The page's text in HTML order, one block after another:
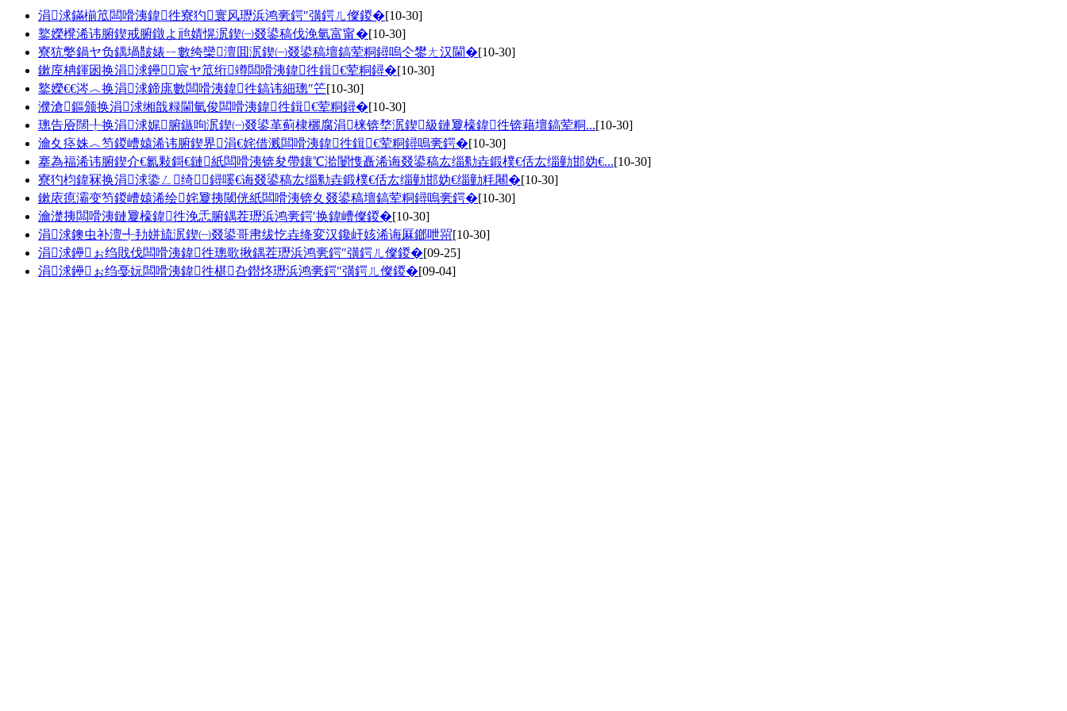
涓浗鏋椾笟闆嗗洟鍏徃寮犳寰风瓑浜鸿亴鍔″彉鍔ㄦ儏鍐�[10-30]
鐜嬫櫈浠讳腑鍥戒腑鐓よ兘婧愰泦鍥㈠叕鍙稿伐浼氫富甯�[10-30]
寮犺嫳鍋ヤ负鍝堝皵婊ㄧ數绔欒澶囬泦鍥㈠叕鍙稿壇鎬荤粡鐞嗚仒鐢ㄤ汉閫�[10-30]
鏉庢柟鍕囦换涓浗鑸┖宸ヤ笟绗竴闆嗗洟鍏徃鍓€荤粡鐞�[10-30]
鐜嬫€€涔︿换涓浗鍗庣數闆嗗洟鍏徃鎬讳細璁″笀[10-30]
濮滄鏂颁换涓浗缃戠粶閫氫俊闆嗗洟鍏徃鍓€荤粡鐞�[10-30]
璁告厱闊╀换涓浗娓腑鏃呴泦鍥㈠叕鍙革蓟棣欐腐涓梾锛堥泦鍥級鏈夐檺鍏徃锛藉壇鎬荤粡...[10-30]
瀹夊痉姝︿笉鍐嶆媴浠讳腑鍥界涓€姹借溅闆嗗洟鍏徃鍓€荤粡鐞嗚亴鍔�[10-30]
搴為福浠讳腑鍥介€氱敤鎶€鏈紙闆嗗洟锛夋帶鑲℃湁闄愯矗浠诲叕鍙稿厷缁勬垚鍛樸€佸厷缁勭邯妫€...[10-30]
寮犳枃鍏冧换涓浗鍌ㄥ绮鐞嗘€诲叕鍙稿厷缁勬垚鍛樸€佸厷缁勭邯妫€缁勭粍闀�[10-30]
鏉庡瘜灞变笉鍐嶆媴浠绘姹夐挗閾侊紙闆嗗洟锛夊叕鍙稿壇鎬荤粡鐞嗚亴鍔�[10-30]
瀹濋挗闆嗗洟鏈夐檺鍏徃浼忎腑鍝茬瓑浜鸿亴鍔′换鍏嶆儏鍐�[10-30]
涓浗鐭虫补澶╃劧姘旈泦鍥㈠叕鍙哥帇绂忔垚绛変汉鑱屽姟浠诲厤鎯呭喌[10-30]
涓浗鑸ぉ绉戝伐闆嗗洟鍏徃璁歌揪鍝茬瓑浜鸿亴鍔″彉鍔ㄦ儏鍐�[09-25]
涓浗鑸ぉ绉戞妧闆嗗洟鍏徃椹叴鐟炵瓑浜鸿亴鍔″彉鍔ㄦ儏鍐�[09-04]